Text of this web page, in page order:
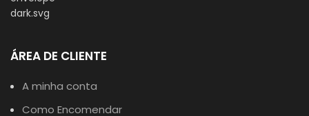
ÁREA DE CLIENTE
A minha conta
Como Encomendar